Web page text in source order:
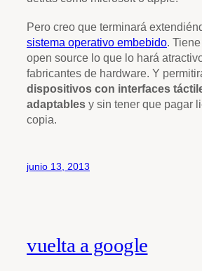
Pero creo que terminará
sistema operativo embebido.
open source lo que lo hará
fabricantes de hardware. Y
dispositivos con interfaces
adaptables y sin tener que pagar
copia.
junio 13, 2013
vuelta a google